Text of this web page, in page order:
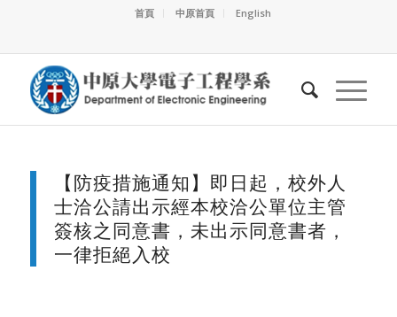
首頁 中原首頁 English
【防疫措施通知】即日起，校外人
士洽公請出示經本校洽公單位主管
簽核之同意書，未出示同意書者，
一律拒絕入校